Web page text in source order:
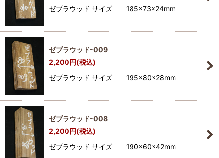
ゼブラウッド サイズ 185×73×24mm
ゼブラウッド-009
2,200円(税込)
ゼブラウッド サイズ 195×80×28mm
ゼブラウッド-008
2,200円(税込)
ゼブラウッド サイズ 190×60×42mm